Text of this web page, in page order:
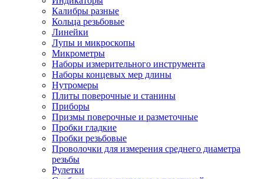
Калибры разные
Кольца резьбовые
Линейки
Лупы и микроскопы
Микрометры
Наборы измерительного инструмента
Наборы концевых мер длины
Нутромеры
Плиты поверочные и станины
Приборы
Призмы поверочные и разметочные
Пробки гладкие
Пробки резьбовые
Проволочки для измерения среднего диаметра
резьбы
Рулетки